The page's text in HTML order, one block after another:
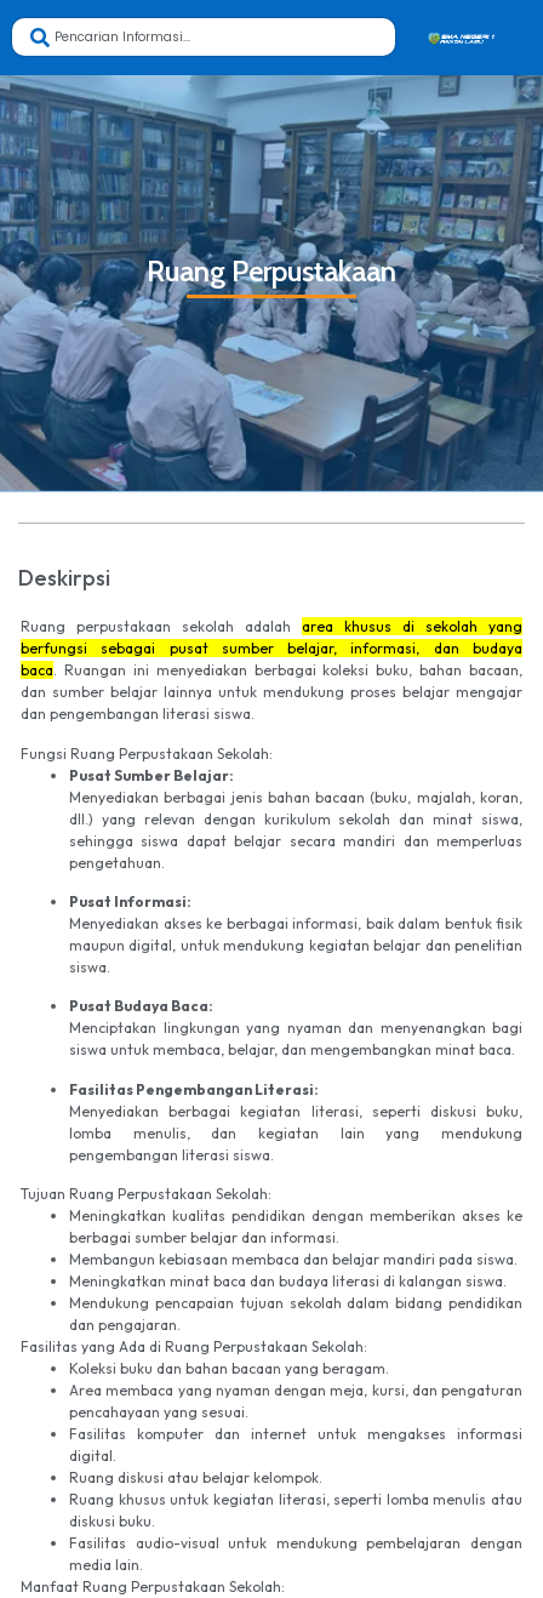
Ruang Perpustakaan
Deskirpsi
Ruang perpustakaan sekolah adalah area khusus di sekolah yang
berfungsi sebagai pusat sumber belajar, informasi, dan budaya
baca. Ruangan ini menyediakan berbagai koleksi buku, bahan bacaan,
dan sumber belajar lainnya untuk mendukung proses belajar mengajar
dan pengembangan literasi siswa.
Fungsi Ruang Perpustakaan Sekolah:
Pusat Sumber Belajar:
Menyediakan berbagai jenis bahan bacaan (buku, majalah, koran,
dll.) yang relevan dengan kurikulum sekolah dan minat siswa,
sehingga siswa dapat belajar secara mandiri dan memperluas
pengetahuan.
Pusat Informasi:
Menyediakan akses ke berbagai informasi, baik dalam bentuk fisik
maupun digital, untuk mendukung kegiatan belajar dan penelitian
siswa.
Pusat Budaya Baca:
Menciptakan lingkungan yang nyaman dan menyenangkan bagi
siswa untuk membaca, belajar, dan mengembangkan minat baca.
Fasilitas Pengembangan Literasi:
Menyediakan berbagai kegiatan literasi, seperti diskusi buku,
lomba menulis, dan kegiatan lain yang mendukung
pengembangan literasi siswa.
Tujuan Ruang Perpustakaan Sekolah:
Meningkatkan kualitas pendidikan dengan memberikan akses ke
berbagai sumber belajar dan informasi.
Membangun kebiasaan membaca dan belajar mandiri pada siswa.
Meningkatkan minat baca dan budaya literasi di kalangan siswa.
Mendukung pencapaian tujuan sekolah dalam bidang pendidikan
dan pengajaran.
Fasilitas yang Ada di Ruang Perpustakaan Sekolah:
Koleksi buku dan bahan bacaan yang beragam.
Area membaca yang nyaman dengan meja, kursi, dan pengaturan
pencahayaan yang sesuai.
Fasilitas komputer dan internet untuk mengakses informasi
digital.
Ruang diskusi atau belajar kelompok.
Ruang khusus untuk kegiatan literasi, seperti lomba menulis atau
diskusi buku.
Fasilitas audio-visual untuk mendukung pembelajaran dengan
media lain.
Manfaat Ruang Perpustakaan Sekolah: